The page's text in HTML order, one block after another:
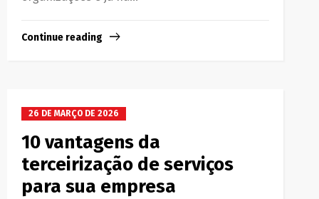
Continue reading
26 DE MARÇO DE 2026
10 vantagens da
terceirização de serviços
para sua empresa